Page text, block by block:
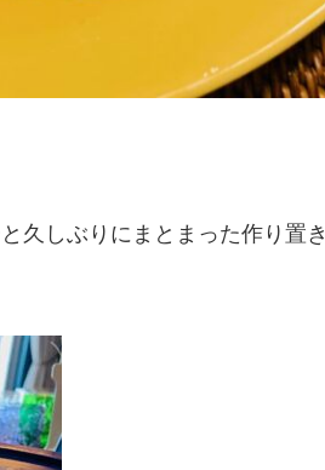
久しぶりにまとまった作り置き